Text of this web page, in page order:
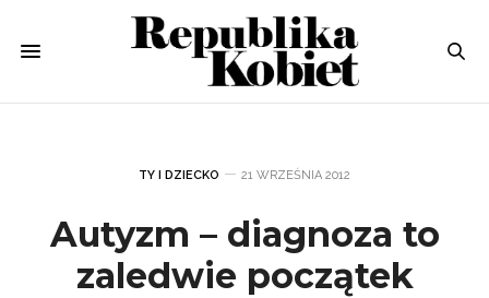
TY I DZIECKO 21 WRZEŚNIA 2012
Autyzm – diagnoza to
zaledwie początek